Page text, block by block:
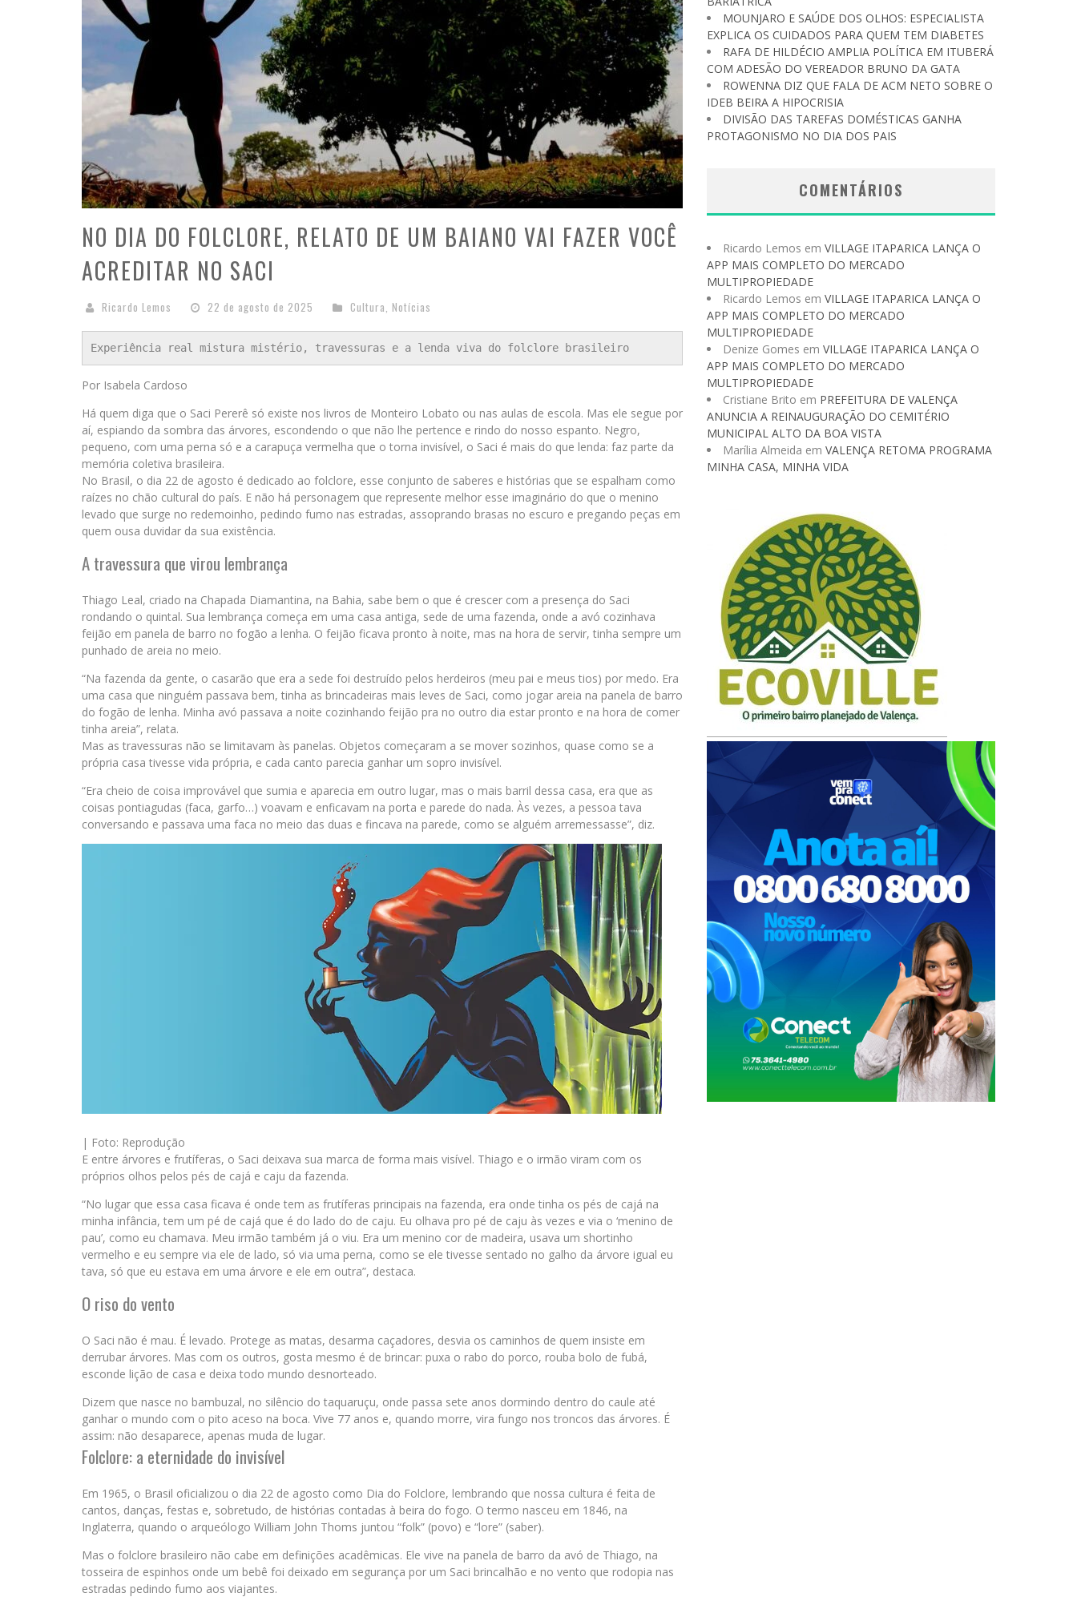
NO DIA DO FOLCLORE, RELATO DE UM BAIANO VAI FAZER VOCÊ
ACREDITAR NO SACI
Ricardo Lemos 22 de agosto de 2025 Cultura, Notícias
Experiência real mistura mistério, travessuras e a lenda viva do folclore brasileiro
Por Isabela Cardoso
Há quem diga que o Saci Pererê só existe nos livros de Monteiro Lobato ou nas aulas de escola. Mas ele segue por
aí, espiando da sombra das árvores, escondendo o que não lhe pertence e rindo do nosso espanto. Negro,
pequeno, com uma perna só e a carapuça vermelha que o torna invisível, o Saci é mais do que lenda: faz parte da
memória coletiva brasileira.
No Brasil, o dia 22 de agosto é dedicado ao folclore, esse conjunto de saberes e histórias que se espalham como
raízes no chão cultural do país. E não há personagem que represente melhor esse imaginário do que o menino
levado que surge no redemoinho, pedindo fumo nas estradas, assoprando brasas no escuro e pregando peças em
quem ousa duvidar da sua existência.
A travessura que virou lembrança
Thiago Leal, criado na Chapada Diamantina, na Bahia, sabe bem o que é crescer com a presença do Saci
rondando o quintal. Sua lembrança começa em uma casa antiga, sede de uma fazenda, onde a avó cozinhava
feijão em panela de barro no fogão a lenha. O feijão ficava pronto à noite, mas na hora de servir, tinha sempre um
punhado de areia no meio.
“Na fazenda da gente, o casarão que era a sede foi destruído pelos herdeiros (meu pai e meus tios) por medo. Era
uma casa que ninguém passava bem, tinha as brincadeiras mais leves de Saci, como jogar areia na panela de barro
do fogão de lenha. Minha avó passava a noite cozinhando feijão pra no outro dia estar pronto e na hora de comer
tinha areia”, relata.
Mas as travessuras não se limitavam às panelas. Objetos começaram a se mover sozinhos, quase como se a
própria casa tivesse vida própria, e cada canto parecia ganhar um sopro invisível.
“Era cheio de coisa improvável que sumia e aparecia em outro lugar, mas o mais barril dessa casa, era que as
coisas pontiagudas (faca, garfo…) voavam e enficavam na porta e parede do nada. Às vezes, a pessoa tava
conversando e passava uma faca no meio das duas e fincava na parede, como se alguém arremessasse”, diz.
| Foto: Reprodução
E entre árvores e frutíferas, o Saci deixava sua marca de forma mais visível. Thiago e o irmão viram com os
próprios olhos pelos pés de cajá e caju da fazenda.
“No lugar que essa casa ficava é onde tem as frutíferas principais na fazenda, era onde tinha os pés de cajá na
minha infância, tem um pé de cajá que é do lado do de caju. Eu olhava pro pé de caju às vezes e via o ‘menino de
pau’, como eu chamava. Meu irmão também já o viu. Era um menino cor de madeira, usava um shortinho
vermelho e eu sempre via ele de lado, só via uma perna, como se ele tivesse sentado no galho da árvore igual eu
tava, só que eu estava em uma árvore e ele em outra”, destaca.
O riso do vento
O Saci não é mau. É levado. Protege as matas, desarma caçadores, desvia os caminhos de quem insiste em
derrubar árvores. Mas com os outros, gosta mesmo é de brincar: puxa o rabo do porco, rouba bolo de fubá,
esconde lição de casa e deixa todo mundo desnorteado.
Dizem que nasce no bambuzal, no silêncio do taquaruçu, onde passa sete anos dormindo dentro do caule até
ganhar o mundo com o pito aceso na boca. Vive 77 anos e, quando morre, vira fungo nos troncos das árvores. É
assim: não desaparece, apenas muda de lugar.
Folclore: a eternidade do invisível
Em 1965, o Brasil oficializou o dia 22 de agosto como Dia do Folclore, lembrando que nossa cultura é feita de
cantos, danças, festas e, sobretudo, de histórias contadas à beira do fogo. O termo nasceu em 1846, na
Inglaterra, quando o arqueólogo William John Thoms juntou “folk” (povo) e “lore” (saber).
Mas o folclore brasileiro não cabe em definições acadêmicas. Ele vive na panela de barro da avó de Thiago, na
tosseira de espinhos onde um bebê foi deixado em segurança por um Saci brincalhão e no vento que rodopia nas
estradas pedindo fumo aos viajantes.
MOUNJARO E SAÚDE DOS OLHOS: ESPECIALISTA
EXPLICA OS CUIDADOS PARA QUEM TEM DIABETES
RAFA DE HILDÉCIO AMPLIA POLÍTICA EM ITUBERÁ
COM ADESÃO DO VEREADOR BRUNO DA GATA
ROWENNA DIZ QUE FALA DE ACM NETO SOBRE O
IDEB BEIRA A HIPOCRISIA
DIVISÃO DAS TAREFAS DOMÉSTICAS GANHA
PROTAGONISMO NO DIA DOS PAIS
COMENTÁRIOS
Ricardo Lemos em VILLAGE ITAPARICA LANÇA O
APP MAIS COMPLETO DO MERCADO
MULTIPROPIEDADE
Ricardo Lemos em VILLAGE ITAPARICA LANÇA O
APP MAIS COMPLETO DO MERCADO
MULTIPROPIEDADE
Denize Gomes em VILLAGE ITAPARICA LANÇA O
APP MAIS COMPLETO DO MERCADO
MULTIPROPIEDADE
Cristiane Brito em PREFEITURA DE VALENÇA
ANUNCIA A REINAUGURAÇÃO DO CEMITÉRIO
MUNICIPAL ALTO DA BOA VISTA
Marília Almeida em VALENÇA RETOMA PROGRAMA
MINHA CASA, MINHA VIDA